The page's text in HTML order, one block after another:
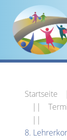
Startseite
8.